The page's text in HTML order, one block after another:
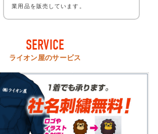
業用品を販売しています。
SERVICE
ライオン屋のサービス